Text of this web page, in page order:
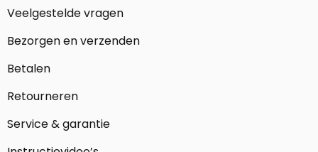
Veelgestelde vragen
Bezorgen en verzenden
Betalen
Retourneren
Service & garantie